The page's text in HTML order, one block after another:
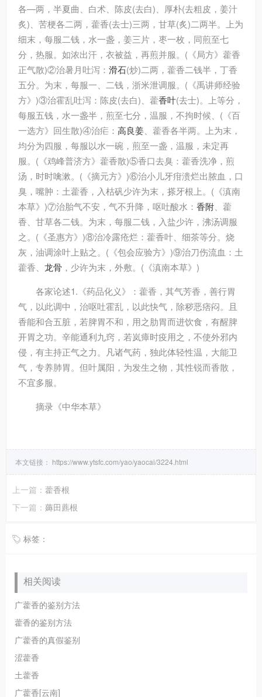
各—两，半夏曲、白术、陈皮(去白)、厚朴(去粗皮，姜汁
炙)、苦梗各二两，藿香(去士)三两，甘草(炙)二两半。上为
细末，每服二钱，水一盏，姜三片，枣一枚，同煎至七
分，热服。如浓出汗，衣被益，再煎并服。(《局方》藿香
正气散)②治暑月吐泻： 滑石(炒)二两，藿香二钱半，丁香
五分。为末，每服一、二钱，浙米泄调服。(《禹讲师经验
方》)③治霍乱吐泻：陈皮(去白)、藿香叶(去士)。上等分，
每服五钱，水一盏半，煎至七分，温服，不拘时候、(《百
一选方》回生散)④治疟： 高良姜 、藿香各半两。上为末，
均分为四服，每服以水一碗，煎至一盏，温服，未定再
服。(《鸡峰普济方》藿香散)⑤香口去臭：藿香洗净，煎
汤，时时噙漱。(《摘元方》)⑥治小儿牙疳溃烂出脓血，口
臭，嘴肿：土藿香，入枯矾少许为末，搽牙根上。(《滇南
本草》)⑦治胎气不安，气不升降，呕吐酸水： 香附 、藿
香、甘草各二钱。为末，每服二钱，入盐少许，沸汤调服
之。(《圣惠方》)⑧治冷露疮烂：藿香叶、细茶等分。烧
灰，油调涂叶上贴之。(《包会应验方》)⑨治刀伤流血：土
藿香、 龙骨 ，少许为末，外敷。(《滇南本草》)
各家论述1.《药品化义》：藿香，其气芳香，善行胃
气，以此调中，治呕吐霍乱，以此快气，除秽恶痞闷。且
香能和合五脏，若脾胃不和，用之肋胃而进饮食，有醒脾
开胃之功。辛能通利九窍，若岚瘴时疫用之，不使外邪内
侵，有主持正气之力。凡诸气药，独此体轻性温，大能卫
气，专养肺胃。但叶属阳，为发生之物，其性锐而香散，
不宜多服。
摘录 《中华本草》
本文链接： https://www.ytsfc.com/yao/yaocai/3224.html
上一篇： 藿香根
下一篇： 薅田藨根
标签：
相关阅读
广藿香的鉴别方法
藿香的鉴别方法
广藿香的真假鉴别
涩藿香
土藿香
广藿香[云南]